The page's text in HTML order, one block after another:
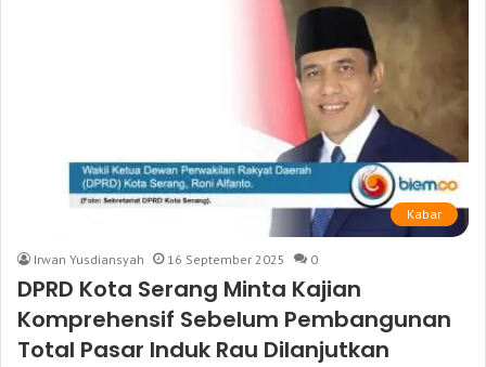
Kabar
Irwan Yusdiansyah 16 September 2025 0
DPRD Kota Serang Minta Kajian
Komprehensif Sebelum Pembangunan
Total Pasar Induk Rau Dilanjutkan